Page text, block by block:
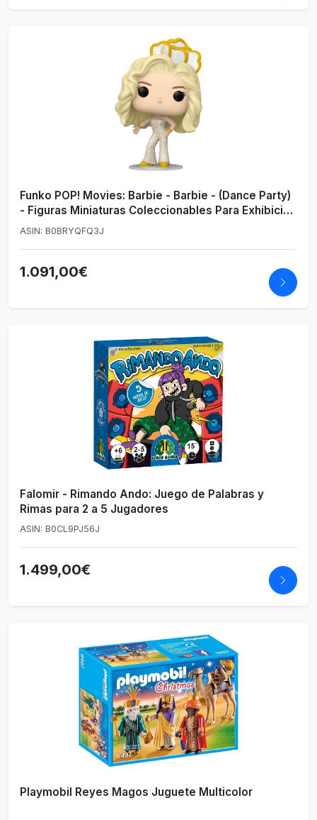
Funko POP! Movies: Barbie - Barbie - (Dance Party)
- Figuras Miniaturas Coleccionables Para Exhibición
- Idea De Regalo - Mercancía Oficial - Juguetes
ASIN: B0BRYQFQ3J
1.091,00€
Falomir - Rimando Ando: Juego de Palabras y
Rimas para 2 a 5 Jugadores
ASIN: B0CL9PJ56J
1.499,00€
Playmobil Reyes Magos Juguete Multicolor